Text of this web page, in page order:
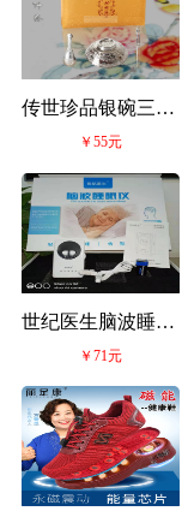
传世珍品银碗三件
￥55元
世纪医生脑波睡眠
￥71元